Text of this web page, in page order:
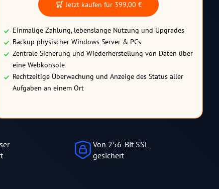
Jetzt kaufen für 399,00 €
Einmalige Zahlung, lebenslange Nutzung und Upgrades
Backup physischer Windows Server & PCs
Zentrale Sicherung und Wiederherstellung von Daten über
eine Webkonsole
Rechtzeitige Überwachung und Anzeige des Status aller
Aufgaben an einem Ort
Von 256-Bit SSL
gesichert